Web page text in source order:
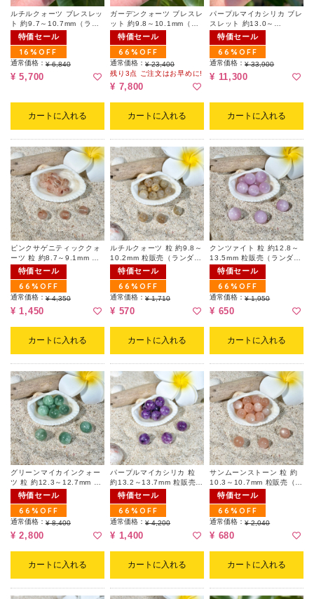
ルチルクォーツ ブレスレッ
ト 約9.7～10.7mm（ラン
ダム）
特価セール
16%OFF
通常価格： ¥ 6,840
¥ 5,700
カートに入れる
ガーデンクォーツ ブレスレ
ット 約9.8～10.1mm（ラ
ンダム）
特価セール
66%OFF
通常価格：¥ 23,400
残り3点 ご注文はお早めに!
¥ 7,800
カートに入れる
パープルマイカシリカ ブレ
スレット 約13.0～
13.5mm（ランダム）（ポ
ーチ付）
特価セール
66%OFF
通常価格：¥ 33,900
¥ 11,300
カートに入れる
ピンクサゲニティッククォ
ーツ 粒 約8.7～9.1mm 粒
販売（ランダム｜天然キズ
有）
特価セール
66%OFF
通常価格： ¥ 4,350
¥ 1,450
カートに入れる
ルチルクォーツ 粒 約9.8～
10.2mm 粒販売（ランダ
ム）
特価セール
66%OFF
通常価格：¥ 1,710
¥ 570
カートに入れる
クンツァイト 粒 約12.8～
13.5mm 粒販売（ランダ
ム）
特価セール
66%OFF
通常価格：¥ 1,950
¥ 650
カートに入れる
グリーンマイカインクォー
ツ 粒 約12.3～12.7mm 粒
販売（ランダム）
特価セール
66%OFF
通常価格： ¥ 8,400
¥ 2,800
カートに入れる
パープルマイカシリカ 粒
約13.2～13.7mm 粒販売
（ランダム）
特価セール
66%OFF
通常価格：¥ 4,200
¥ 1,400
カートに入れる
サンムーンストーン 粒 約
10.3～10.7mm 粒販売（ラ
ンダム）
特価セール
66%OFF
通常価格：¥ 2,040
¥ 680
カートに入れる